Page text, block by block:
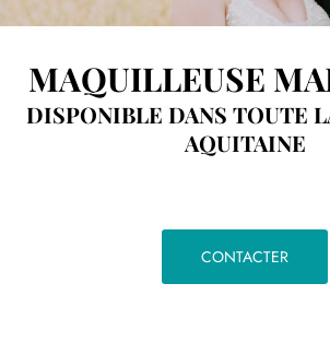
MAQUILLEUSE
DISPONIBLE DANS TOUTE
AQUITAINE
CONTACTER